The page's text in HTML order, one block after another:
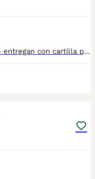
Cachorritos de bulldog francés Se entregan con cartilla pasaporte Desparasitados y vacunados Criados en ambiente familiar para más información al WhatsApp del 616121781